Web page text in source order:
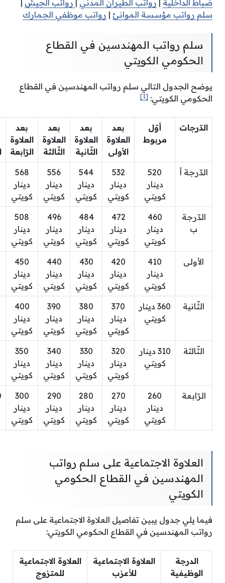
ضباط الداخلية رواتب الطيران المدني رواتب الجيش
سلم رواتب مؤسسة الموانئ | رواتب موظفي الجمارك
سلم رواتب المهندسين في القطاع
الحكومي الكويتي
يوضح الجدول التالي سلم رواتب المهندسين في القطاع
الحكومي الكويتي: [1]
الدّرجات
أوّل
مربوط
بعد
العلاوة
الأولى
بعد
العلاوة
الثّانية
بعد
العلاوة
الثّالثة
بعد
العلاوة
الرّابعة
الدّرجة أ
520
دينار
كويتي
532
دينار
كويتي
544
دينار
كويتي
556
دينار
كويتي
568
دينار
كويتي
الدّرجة
ب
460
دينار
كويتي
472
دينار
كويتي
484
دينار
كويتي
496
دينار
كويتي
508
دينار
كويتي
الأولى
410
دينار
كويتي
420
دينار
كويتي
430
دينار
كويتي
440
دينار
كويتي
450
دينار
كويتي
الثّانية
360 دينار
كويتي
370
دينار
كويتي
380
دينار
كويتي
390
دينار
كويتي
400
دينار
كويتي
الثّالثة
310 دينار
كويتي
320
دينار
كويتي
330
دينار
كويتي
340
دينار
كويتي
350
دينار
كويتي
الرّابعة
260
دينار
كويتي
270
دينار
كويتي
280
دينار
كويتي
290
دينار
كويتي
300
دينار
كويتي
العلاوة الاجتماعية على سلم رواتب
المهندسين في القطاع الحكومي
الكويتي
فيما يلي جدول يبين تفاصيل العلاوة الاجتماعية على سلم
رواتب المهندسين في القطاع الحكومي الكويتي:
الدرجة
الوظيفية
العلاوة الاجتماعية
للأعزب
العلاوة الاجتماعية
للمتزوج